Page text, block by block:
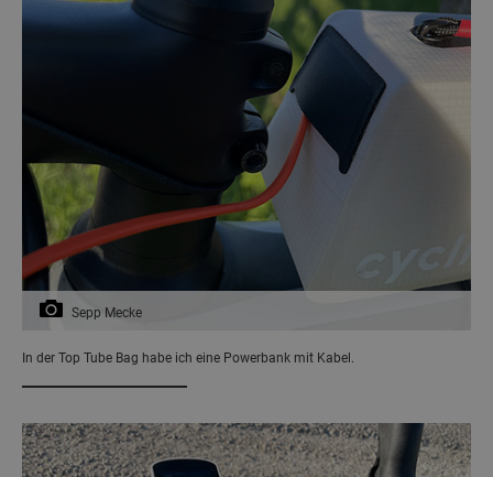
Sepp Mecke
In der Top Tube Bag habe ich eine Powerbank mit Kabel.